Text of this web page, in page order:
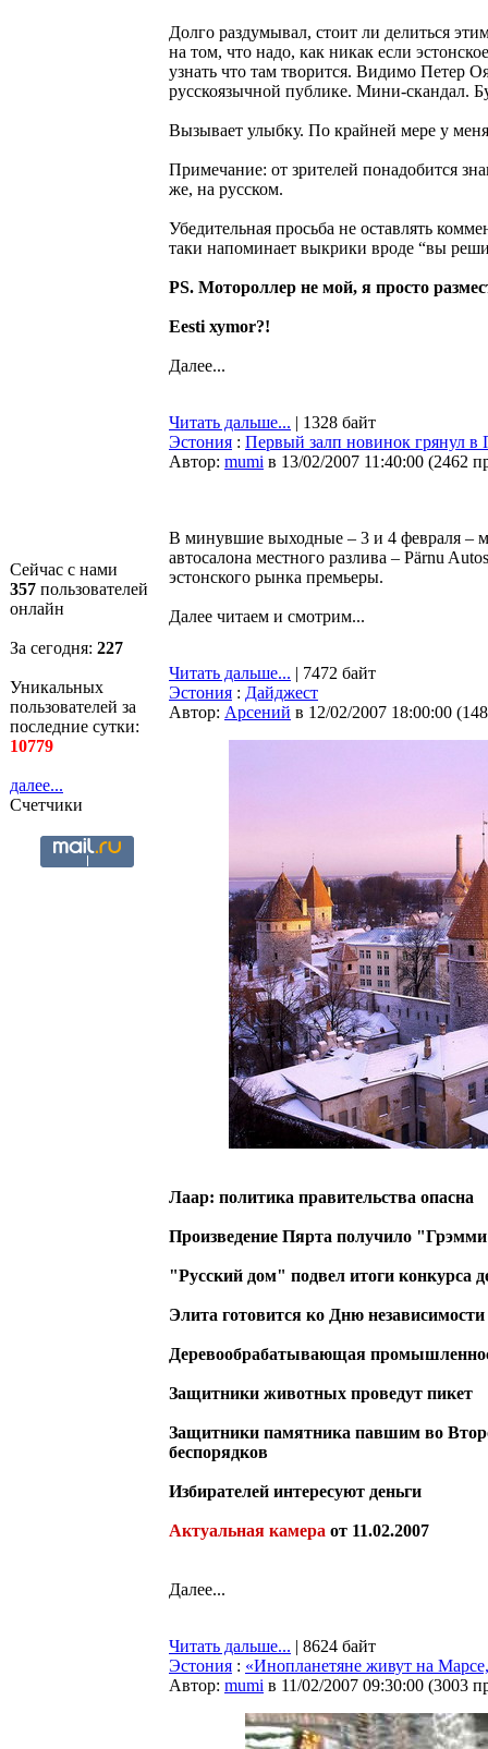
Сейчас с нами
357 пользователей
онлайн
За сегодня: 227
Уникальных
пользователей за
последние сутки:
10779
далее...
Счетчики
Долго раздумывал, стоит ли делиться
на том, что надо, как никак если
узнать что там творится. Видимо Петер
русскоязычной публике. Мини-скандал.
Вызывает улыбку. По крайней мере у
Примечание: от зрителей понадобится
же, на русском.
Убедительная просьба не оставлять
таки напоминает выкрики вроде “вы
PS. Мотороллер не мой, я просто
Eesti хуmor?!
Далее...
Читать дальше... | 1328 байт
Эстония : Первый залп новинок грянул в
Автор: mumi в 13/02/2007 11:40:00 (2462
В минувшие выходные – 3 и 4 февраля –
автосалона местного разлива – Pärnu
эстонского рынка премьеры.
Далее читаем и смотрим...
Читать дальше... | 7472 байт
Эстония : Дайджест
Автор: Арсений в 12/02/2007 18:00:00 (
Лаар: политика правительства опасна
Произведение Пярта получило
"Русский дом" подвел итоги конкурса
Элита готовится ко Дню независимости
Деревообрабатывающая
Защитники животных проведут пикет
Защитники памятника павшим во
беспорядков
Избирателей интересуют деньги
Актуальная камера от 11.02.2007
Далее...
Читать дальше... | 8624 байт
Эстония : «Инопланетяне живут на
Автор: mumi в 11/02/2007 09:30:00 (3003